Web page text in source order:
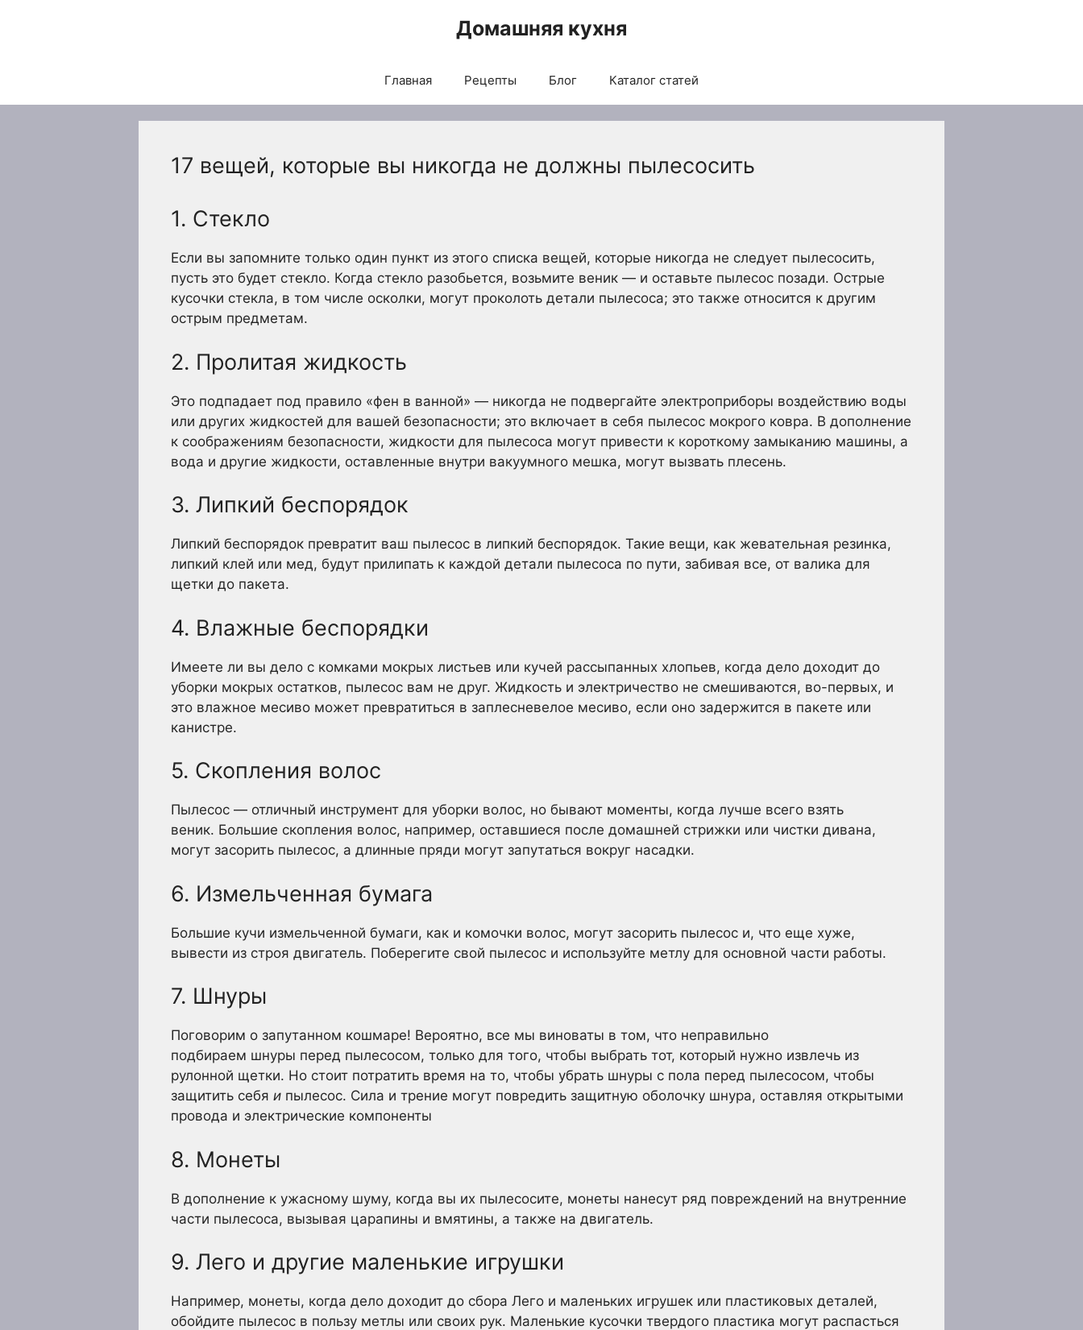
Домашняя кухня
Главная Рецепты Блог Каталог статей
17 вещей, которые вы никогда не должны пылесосить
1. Стекло
Если вы запомните только один пункт из этого списка вещей, которые никогда не следует пылесосить,
пусть это будет стекло. Когда стекло разобьется, возьмите веник — и оставьте пылесос позади. Острые
кусочки стекла, в том числе осколки, могут проколоть детали пылесоса; это также относится к другим
острым предметам.
2. Пролитая жидкость
Это подпадает под правило «фен в ванной» — никогда не подвергайте электроприборы воздействию воды
или других жидкостей для вашей безопасности; это включает в себя пылесос мокрого ковра. В дополнение
к соображениям безопасности, жидкости для пылесоса могут привести к короткому замыканию машины, а
вода и другие жидкости, оставленные внутри вакуумного мешка, могут вызвать плесень.
3. Липкий беспорядок
Липкий беспорядок превратит ваш пылесос в липкий беспорядок. Такие вещи, как жевательная резинка,
липкий клей или мед, будут прилипать к каждой детали пылесоса по пути, забивая все, от валика для
щетки до пакета.
4. Влажные беспорядки
Имеете ли вы дело с комками мокрых листьев или кучей рассыпанных хлопьев, когда дело доходит до
уборки мокрых остатков, пылесос вам не друг. Жидкость и электричество не смешиваются, во-первых, и
это влажное месиво может превратиться в заплесневелое месиво, если оно задержится в пакете или
канистре.
5. Скопления волос
Пылесос — отличный инструмент для уборки волос, но бывают моменты, когда лучше всего взять
веник. Большие скопления волос, например, оставшиеся после домашней стрижки или чистки дивана,
могут засорить пылесос, а длинные пряди могут запутаться вокруг насадки.
6. Измельченная бумага
Большие кучи измельченной бумаги, как и комочки волос, могут засорить пылесос и, что еще хуже,
вывести из строя двигатель. Поберегите свой пылесос и используйте метлу для основной части работы.
7. Шнуры
Поговорим о запутанном кошмаре! Вероятно, все мы виноваты в том, что неправильно
подбираем шнуры перед пылесосом, только для того, чтобы выбрать тот, который нужно извлечь из
рулонной щетки. Но стоит потратить время на то, чтобы убрать шнуры с пола перед пылесосом, чтобы
защитить себя и пылесос. Сила и трение могут повредить защитную оболочку шнура, оставляя открытыми
провода и электрические компоненты
8. Монеты
В дополнение к ужасному шуму, когда вы их пылесосите, монеты нанесут ряд повреждений на внутренние
части пылесоса, вызывая царапины и вмятины, а также на двигатель.
9. Лего и другие маленькие игрушки
Например, монеты, когда дело доходит до сбора Лего и маленьких игрушек или пластиковых деталей,
обойдите пылесос в пользу метлы или своих рук. Маленькие кусочки твердого пластика могут распасться